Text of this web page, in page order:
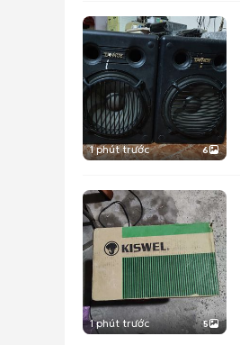
1 phút trước 6
1 phút trước 5